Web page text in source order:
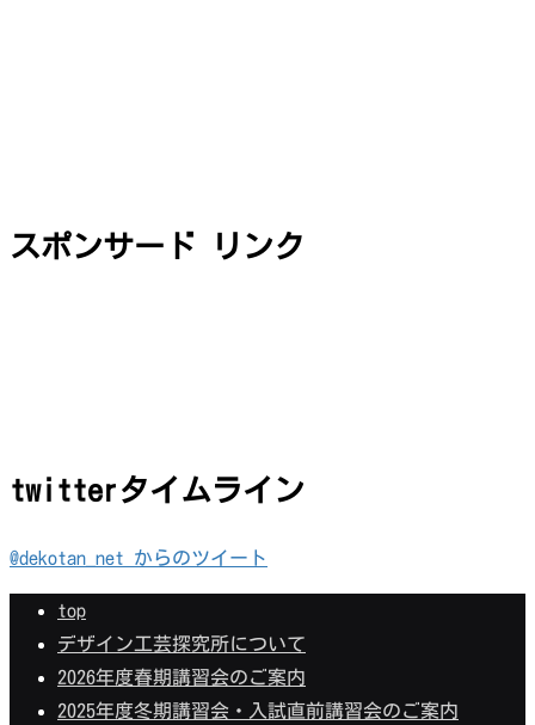
スポンサード リンク
twitterタイムライン
@dekotan_net からのツイート
top
デザイン工芸探究所について
2026年度春期講習会のご案内
2025年度冬期講習会・入試直前講習会のご案内